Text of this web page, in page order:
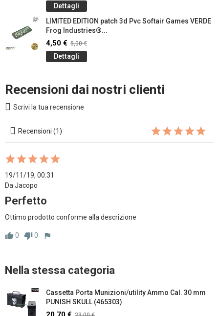
Dettagli
LIMITED EDITION patch 3d Pvc Softair Games VERDE
Frog Industries®...
4,50 € 5,00 €
Dettagli
Recensioni dai nostri clienti
Scrivi la tua recensione
Recensioni (1)
19/11/19, 00:31
Da Jacopo
Perfetto
Ottimo prodotto conforme alla descrizione
thumb_up0 thumb_down0 flag
Nella stessa categoria
Cassetta Porta Munizioni/utility Ammo Cal. 30 mm
PUNISH SKULL (465303)